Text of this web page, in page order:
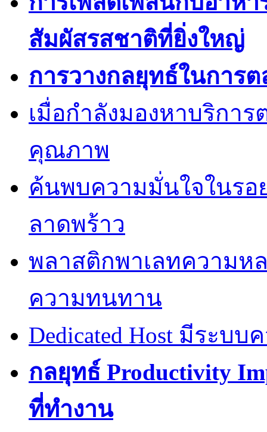
สัมผัสรสชาติที่ยิ่งใหญ่
การวางกลยุทธ์ในการ
เมื่อกำลังมองหาบริกา
คุณภาพ
ค้นพบความมั่นใจในร
ลาดพร้าว
พลาสติกพาเลทความห
ความทนทาน
Dedicated Host มีระบ
กลยุทธ์ Productivity
ที่ทำงาน